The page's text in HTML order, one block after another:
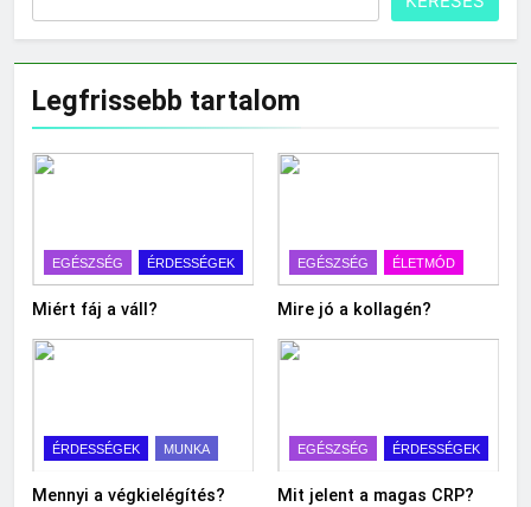
Legfrissebb tartalom
EGÉSZSÉG ÉRDESSÉGEK
Miért fáj a váll?
EGÉSZSÉG ÉLETMÓD
Mire jó a kollagén?
ÉRDESSÉGEK MUNKA
Mennyi a végkielégítés?
EGÉSZSÉG ÉRDESSÉGEK
Mit jelent a magas CRP?